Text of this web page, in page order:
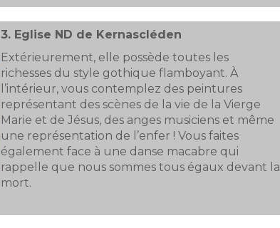
3. Eglise ND de Kernascléden
Extérieurement, elle possède toutes les
richesses du style gothique flamboyant. À
l’intérieur, vous contemplez des peintures
représentant des scènes de la vie de la Vierge
Marie et de Jésus, des anges musiciens et même
une représentation de l’enfer ! Vous faites
également face à une danse macabre qui
rappelle que nous sommes tous égaux devant la
mort.